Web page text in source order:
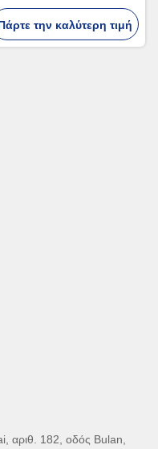
φορτιστή ηλιακού πάνελ
30α-100α Wifi Mppt
ρυθμιστής φόρτισης
την καλύτερη τιμή
αριθ. 182, οδός Bulan,